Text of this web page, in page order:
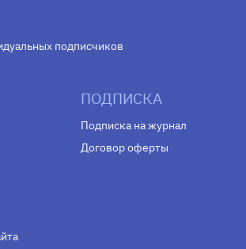
подписчиков
ПОДПИСКА
Подписка на журнал
Договор оферты